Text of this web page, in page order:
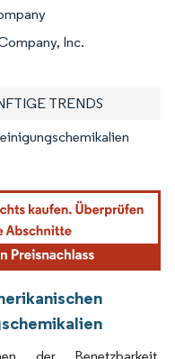
Inc.
TRENDS